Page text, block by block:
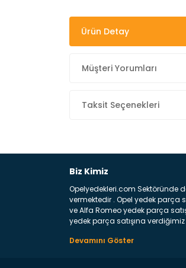
Ürün Detay
Müşteri Yorumları
Taksit Seçenekleri
Biz Kimiz
Opelyedekleri.com Sektöründe
vermektedir . Opel yedek parça
ve Alfa Romeo yedek parça
yedek parça satışına
belirttiğimiz parçalar sizlere fikir